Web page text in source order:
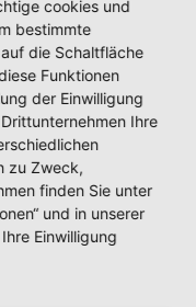
cookies und
bestimmte
die Schaltfläche
Funktionen
der Einwilligung
Ihre
zu Zweck,
finden Sie unter
und in unserer
Einwilligung